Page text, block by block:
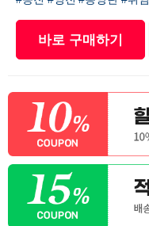
바로 구매하기